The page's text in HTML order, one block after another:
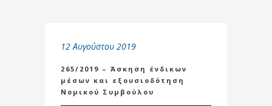
12 Αυγούστου 2019
265/2019 – Άσκηση ένδικων
μέσων και εξουσιοδότηση
Νομικού Συμβούλου